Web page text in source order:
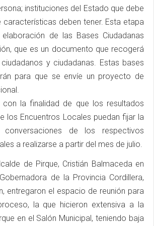
instituciones del Estado que debe
características deben tener. Esta etapa
de las Bases Ciudadanas
que es un documento que recogerá
y ciudadanas. Estas bases
para que se envíe un proyecto de
con la finalidad de que los resultados
los Encuentros Locales puedan fijar la
de los respectivos
a realizarse a partir del mes de julio.
de Pirque, Cristián Balmaceda en
de la Provincia Cordillera,
entregaron el espacio de reunión para
la que hicieron extensiva a la
en el Salón Municipal, teniendo baja